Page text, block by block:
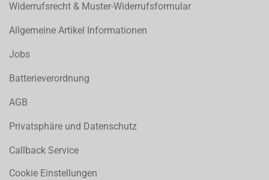
Widerrufsrecht & Muster-Widerrufsformular
Allgemeine Artikel Informationen
Jobs
Batterieverordnung
AGB
Privatsphäre und Datenschutz
Callback Service
Cookie Einstellungen